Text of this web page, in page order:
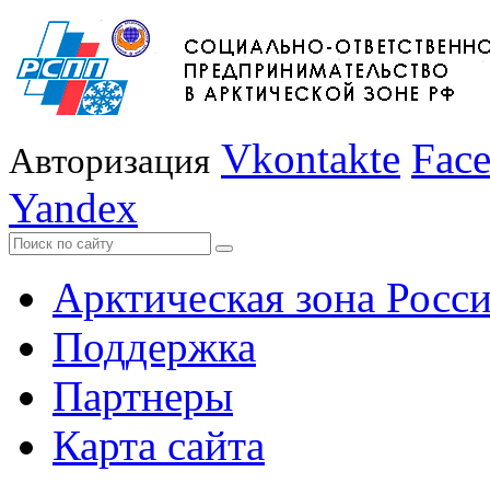
Авторизация Vkontakte
Yandex
Арктическая зона
Поддержка
Партнеры
Карта сайта